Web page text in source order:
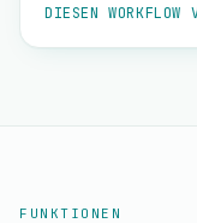
DIESEN WORKFLOW
FUNKTIONEN